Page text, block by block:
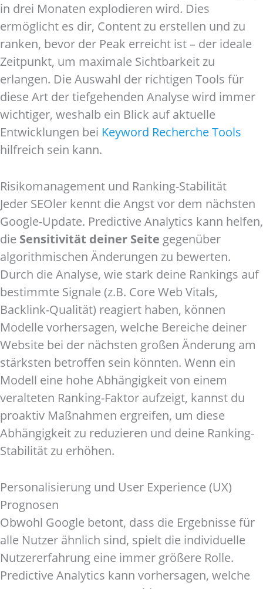
in drei Monaten explodieren wird. Dies
ermöglicht es dir, Content zu erstellen und zu
ranken, bevor der Peak erreicht ist – der ideale
Zeitpunkt, um maximale Sichtbarkeit zu
erlangen. Die Auswahl der richtigen Tools für
diese Art der tiefgehenden Analyse wird immer
wichtiger, weshalb ein Blick auf aktuelle
Entwicklungen bei Keyword Recherche Tools
hilfreich sein kann.
Risikomanagement und Ranking-Stabilität
Jeder SEOler kennt die Angst vor dem nächsten
Google-Update. Predictive Analytics kann helfen,
die Sensitivität deiner Seite gegenüber
algorithmischen Änderungen zu bewerten.
Durch die Analyse, wie stark deine Rankings auf
bestimmte Signale (z.B. Core Web Vitals,
Backlink-Qualität) reagiert haben, können
Modelle vorhersagen, welche Bereiche deiner
Website bei der nächsten großen Änderung am
stärksten betroffen sein könnten. Wenn ein
Modell eine hohe Abhängigkeit von einem
veralteten Ranking-Faktor aufzeigt, kannst du
proaktiv Maßnahmen ergreifen, um diese
Abhängigkeit zu reduzieren und deine Ranking-
Stabilität zu erhöhen.
Personalisierung und User Experience (UX)
Prognosen
Obwohl Google betont, dass die Ergebnisse für
alle Nutzer ähnlich sind, spielt die individuelle
Nutzererfahrung eine immer größere Rolle.
Predictive Analytics kann vorhersagen, welche